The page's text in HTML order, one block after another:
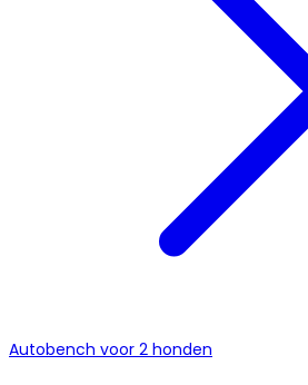
Autobench voor 2 honden